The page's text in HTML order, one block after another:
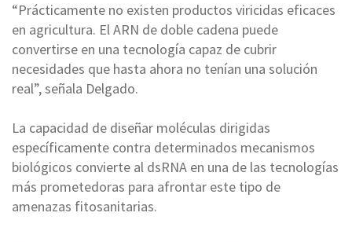
“Prácticamente no existen productos viricidas eficaces
en agricultura. El ARN de doble cadena puede
convertirse en una tecnología capaz de cubrir
necesidades que hasta ahora no tenían una solución
real”, señala Delgado.
La capacidad de diseñar moléculas dirigidas
específicamente contra determinados mecanismos
biológicos convierte al dsRNA en una de las tecnologías
más prometedoras para afrontar este tipo de
amenazas fitosanitarias.